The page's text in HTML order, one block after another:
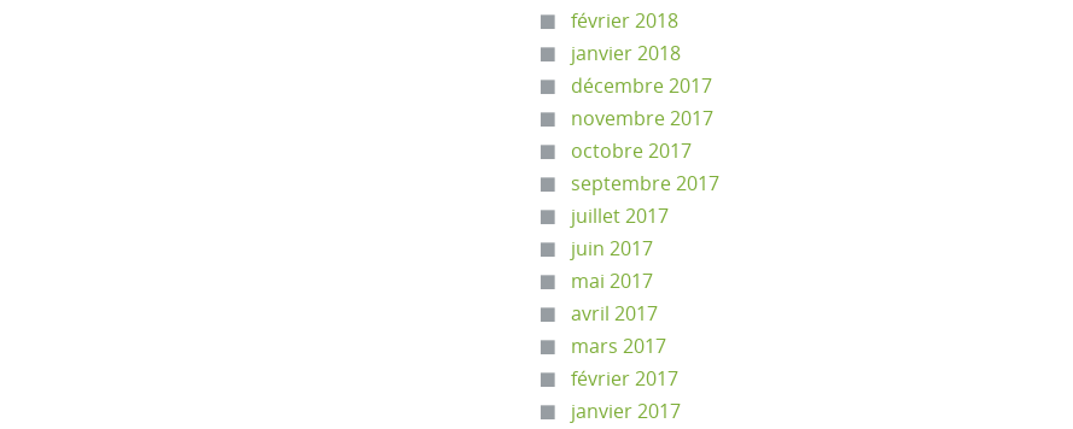
février 2018
janvier 2018
décembre 2017
novembre 2017
octobre 2017
septembre 2017
juillet 2017
juin 2017
mai 2017
avril 2017
mars 2017
février 2017
janvier 2017